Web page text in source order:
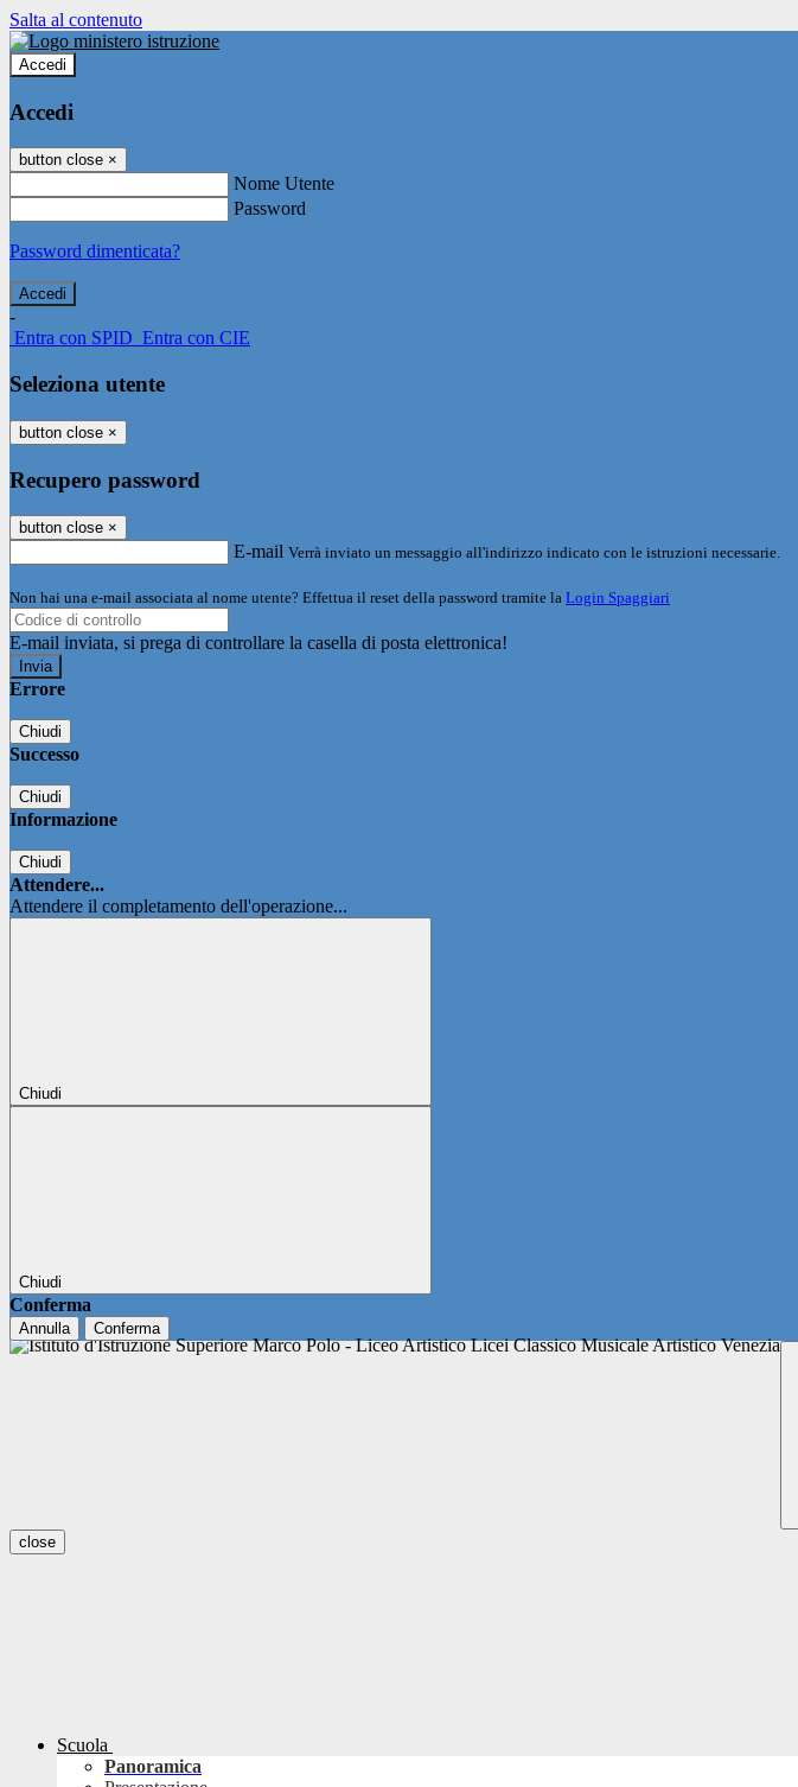
Salta al contenuto
Accedi
Accedi
button close ×
Nome Utente
Password
Password dimenticata?
-
Entra con SPID Entra con CIE
Seleziona utente
button close ×
Recupero password
button close ×
E-mail Verrà inviato un messaggio all'indirizzo indicato con le istruzioni necessarie.
Non hai una e-mail associata al nome utente? Effettua il reset della password tramite la Login Spaggiari
E-mail inviata, si prega di controllare la casella di posta elettronica!
Errore
Chiudi
Successo
Chiudi
Informazione
Chiudi
Attendere...
Attendere il completamento dell'operazione...
Chiudi
Chiudi
Conferma
Annulla Conferma
close
Scuola
Panoramica